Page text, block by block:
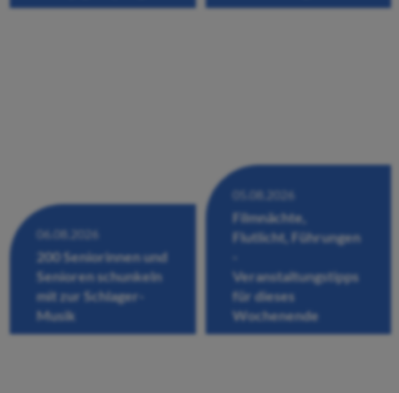
06.08.2026
200 Seniorinnen und
Senioren schunkeln
mit zur Schlager-
Musik
05.08.2026
Filmnächte,
Flutlicht, Führungen
Veranstaltungstipps
für dieses
Wochenende